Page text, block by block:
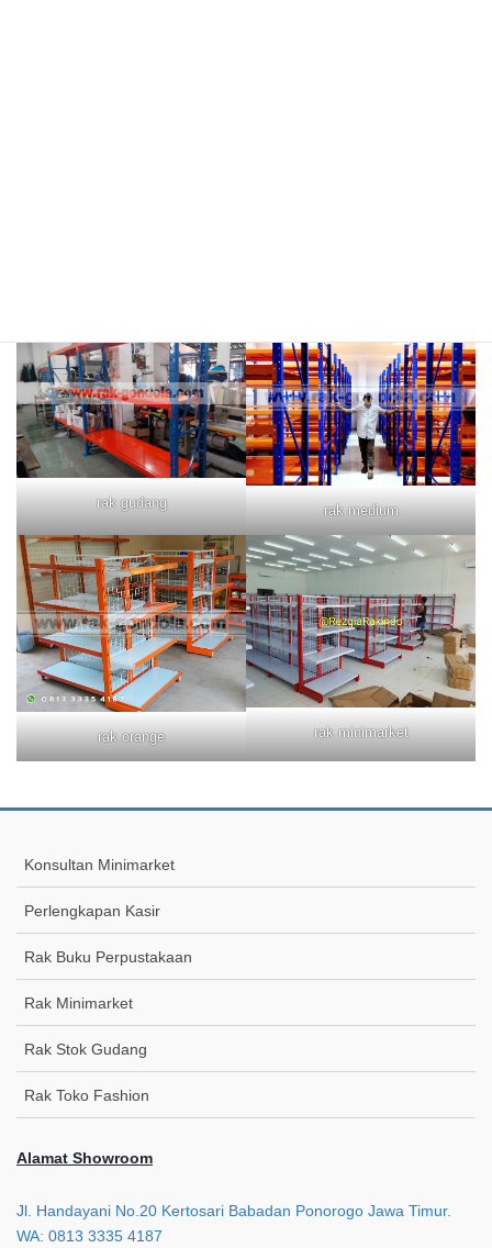
rak gudang rak medium
rak orange rak minimarket
Konsultan Minimarket
Perlengkapan Kasir
Rak Buku Perpustakaan
Rak Minimarket
Rak Stok Gudang
Rak Toko Fashion
Alamat Showroom
Jl. Handayani No.20 Kertosari Babadan Ponorogo Jawa Timur.
WA: 0813 3335 4187